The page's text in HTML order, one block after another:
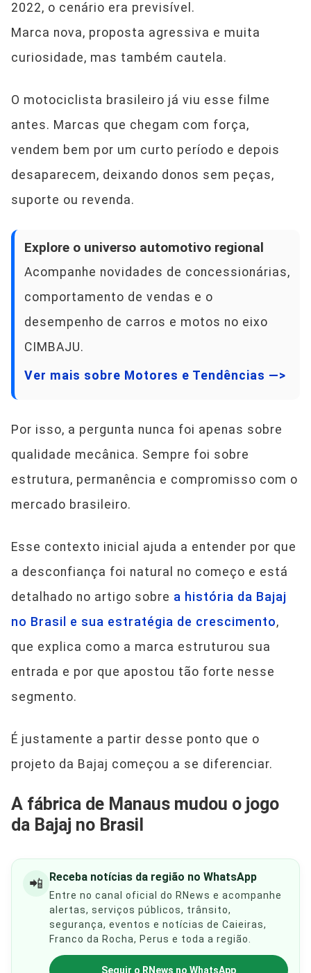
2022, o cenário era previsível.
Marca nova, proposta agressiva e muita
curiosidade, mas também cautela.
O motociclista brasileiro já viu esse filme
antes. Marcas que chegam com força,
vendem bem por um curto período e depois
desaparecem, deixando donos sem peças,
suporte ou revenda.
Explore o universo automotivo regional
Acompanhe novidades de concessionárias,
comportamento de vendas e o
desempenho de carros e motos no eixo
CIMBAJU.
Ver mais sobre Motores e Tendências —>
Por isso, a pergunta nunca foi apenas sobre
qualidade mecânica. Sempre foi sobre
estrutura, permanência e compromisso com o
mercado brasileiro.
Esse contexto inicial ajuda a entender por que
a desconfiança foi natural no começo e está
detalhado no artigo sobre a história da Bajaj
no Brasil e sua estratégia de crescimento,
que explica como a marca estruturou sua
entrada e por que apostou tão forte nesse
segmento.
É justamente a partir desse ponto que o
projeto da Bajaj começou a se diferenciar.
A fábrica de Manaus mudou o jogo
da Bajaj no Brasil
📲 Receba notícias da região no WhatsApp
Entre no canal oficial do RNews e acompanhe
alertas, serviços públicos, trânsito,
segurança, eventos e notícias de Caieiras,
Franco da Rocha, Perus e toda a região.
Seguir o RNews no WhatsApp